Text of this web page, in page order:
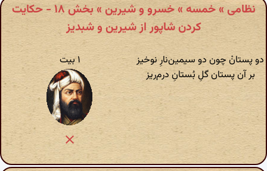
نظامی » خمسه » خسرو و شیرین » بخش ۱۸ - حکایت
کردن شاپور از شیرین و شبدیز
دو پستانْ چون دو سیمین‌نارِ نوخیز
بر آن پستان گلِ بُستانِ درم‌ریز
۱ بیت